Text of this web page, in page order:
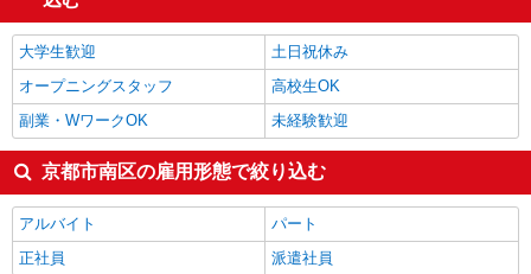
大学生歓迎
土日祝休み
オープニングスタッフ
高校生OK
副業・WワークOK
未経験歓迎
京都市南区の雇用形態で絞り込む
アルバイト
パート
正社員
派遣社員